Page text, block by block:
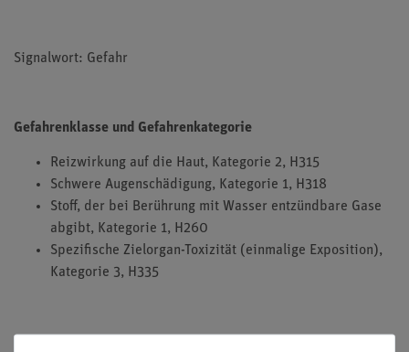
Signalwort: Gefahr
Gefahrenklasse und Gefahrenkategorie
Reizwirkung auf die Haut, Kategorie 2, H315
Schwere Augenschädigung, Kategorie 1, H318
Stoff, der bei Berührung mit Wasser entzündbare Gase
abgibt, Kategorie 1, H260
Spezifische Zielorgan-Toxizität (einmalige Exposition),
Kategorie 3, H335